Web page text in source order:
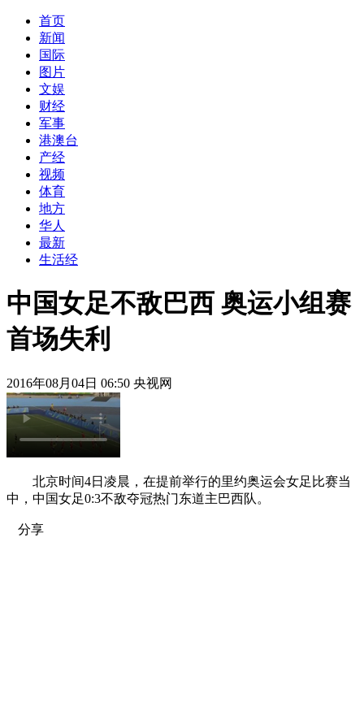
首页
新闻
国际
图片
文娱
财经
军事
港澳台
产经
视频
体育
地方
华人
最新
生活经
中国女足不敌巴西 奥运小组赛
首场失利
2016年08月04日 06:50 央视网
北京时间4日凌晨，在提前举行的里约奥运会女足比赛当
中，中国女足0:3不敌夺冠热门东道主巴西队。
分享